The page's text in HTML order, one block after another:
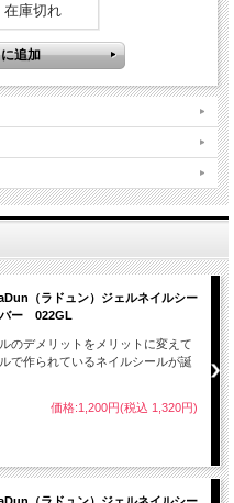
在庫切れ
（ラドュン）ジェルネイルシー
ー 022GL
のデメリットをメリットに変えて
で作られているネイルシールが誕
価格:1,200円(税込 1,320円)